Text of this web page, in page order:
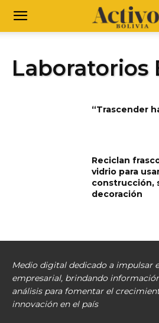
Laboratorios
“Trascender
Reciclan
vidrio para
construcción,
decoración
Medio digital dedicado a impulsar
empresarial, brindando
análisis para fomentar el
innovación en el país